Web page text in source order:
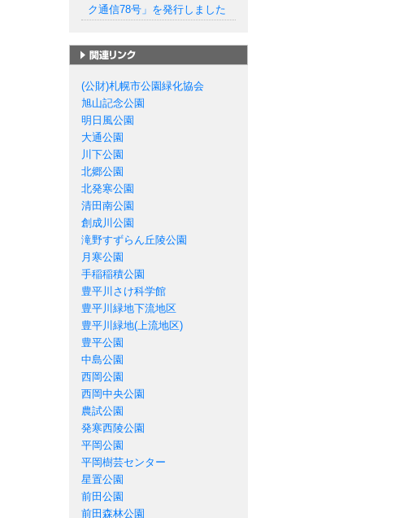
ク通信78号」を発行しました
(公財)札幌市公園緑化協会
旭山記念公園
明日風公園
大通公園
川下公園
北郷公園
北発寒公園
清田南公園
創成川公園
滝野すずらん丘陵公園
月寒公園
手稲稲積公園
豊平川さけ科学館
豊平川緑地下流地区
豊平川緑地(上流地区)
豊平公園
中島公園
西岡公園
西岡中央公園
農試公園
発寒西陵公園
平岡公園
平岡樹芸センター
星置公園
前田公園
前田森林公園